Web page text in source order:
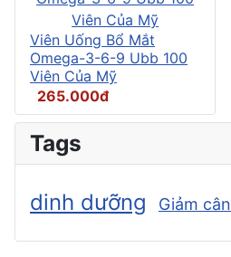
Viên Uống Bổ Mắt
Omega-3-6-9 Ubb 100
Viên Của Mỹ
265.000đ
Tags
dinh dưỡng Giảm cân